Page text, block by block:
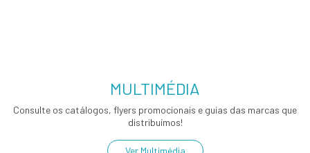
MULTIMÉDIA
Consulte os catálogos, flyers promocionais e guias das marcas que
distribuímos!
Ver Multimédia